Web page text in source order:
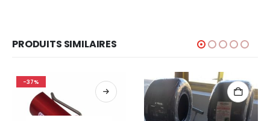
PRODUITS SIMILAIRES
-37%